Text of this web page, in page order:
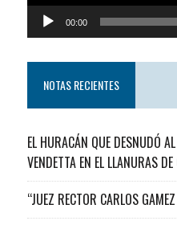
00:00
NOTAS RECIENTES
EL HURACÁN QUE DESNUDÓ
VENDETTA EN EL LLANURAS
“JUEZ RECTOR CARLOS